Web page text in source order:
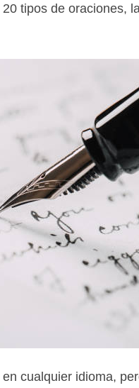
tipos de oraciones,
cualquier idioma,